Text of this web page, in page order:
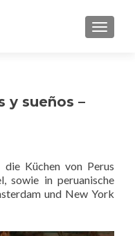
MENU
y sueños –
Küchen von Perus
sowie in peruanische
und New York